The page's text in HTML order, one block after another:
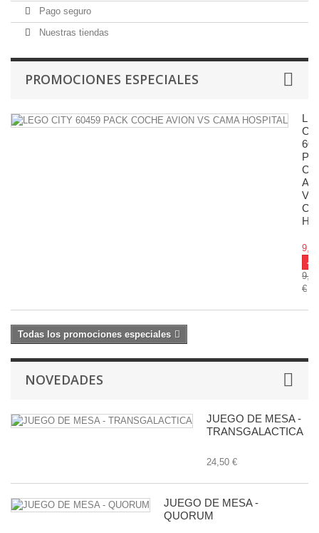
Pago seguro
Nuestras tiendas
PROMOCIONES ESPECIALES
VS
-
9,99
€
Todas los promociones especiales
NOVEDADES
JUEGO DE MESA -
TRANSGALACTICA
24,50 €
JUEGO DE MESA -
QUORUM